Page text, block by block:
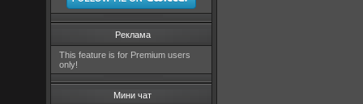
Реклама
This feature is for Premium users
only!
Мини чат